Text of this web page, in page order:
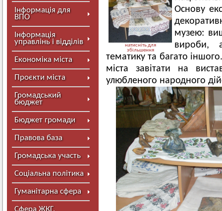
Інформація для
ВПО
Інформація
управлінь і відділів
Економіка міста
Проєкти міста
Громадський
бюджет
Бюджет громади
Правова база
Громадська участь
Соціальна політика
Гуманітарна сфера
Сфера ЖКГ,
натисніть для
збільшення
Основу
музею:
вироби,
тематику та багато
міста завітати на
улюбленого народного